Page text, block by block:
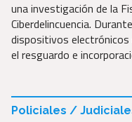
una investigación de la
Ciberdelincuencia.
dispositivos
el resguardo e
Policiales /